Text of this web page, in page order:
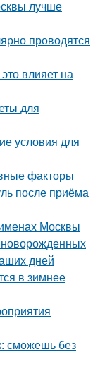
лучше
проводятся
влияет на
для
условия для
факторы
после приёма
Москвы
дней
в зимнее
сможешь без